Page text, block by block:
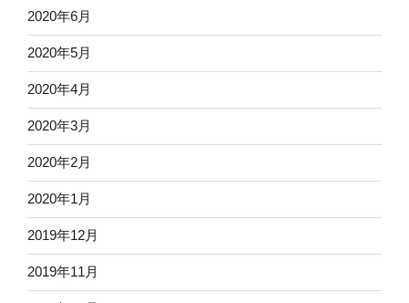
2020年6月
2020年5月
2020年4月
2020年3月
2020年2月
2020年1月
2019年12月
2019年11月